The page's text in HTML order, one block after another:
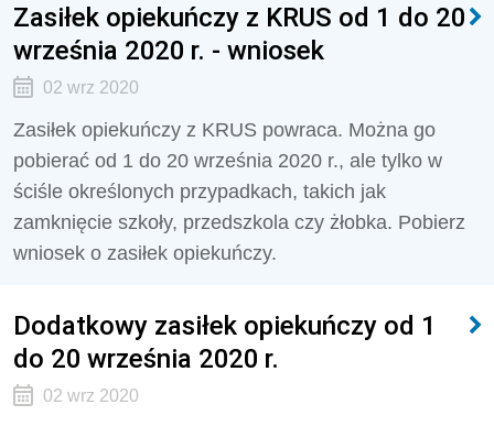
Zasiłek opiekuńczy z KRUS od 1 do 20
września 2020 r. - wniosek
02 wrz 2020
Zasiłek opiekuńczy z KRUS powraca. Można go
pobierać od 1 do 20 września 2020 r., ale tylko w
ściśle określonych przypadkach, takich jak
zamknięcie szkoły, przedszkola czy żłobka. Pobierz
wniosek o zasiłek opiekuńczy.
Dodatkowy zasiłek opiekuńczy od 1
do 20 września 2020 r.
02 wrz 2020